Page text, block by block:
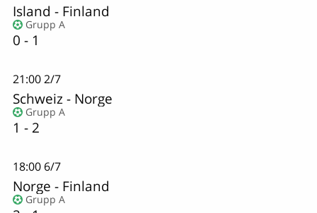
Island - Finland
Grupp A
0 - 1
21:002/7
Schweiz- Norge
Grupp A
1 - 2
18:00 6/7
Norge - Finland
Grupp A